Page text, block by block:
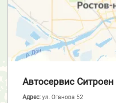
Автосервис Ситроен
Адрес: ул. Оганова 52